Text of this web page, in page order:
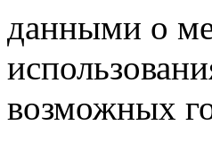
данными о
возможных